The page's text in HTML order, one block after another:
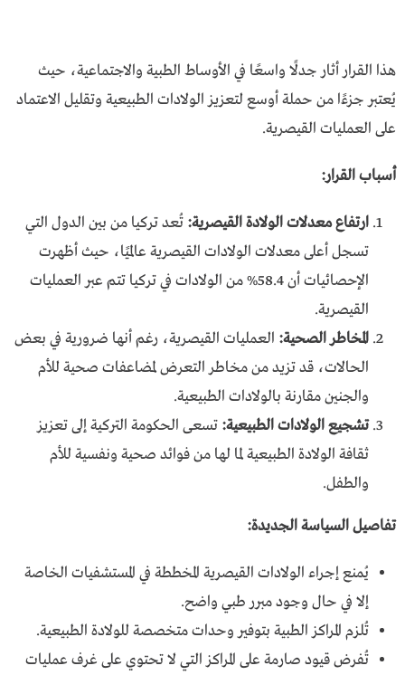
هذا القرار أثار جدلًا واسعًا في الأوساط الطبية والاجتماعية، حيث
يُعتبر جزءًا من حملة أوسع لتعزيز الولادات الطبيعية وتقليل الاعتماد
على العمليات القيصرية.
أسباب القرار:
ارتفاع معدلات الولادة القيصرية: تُعد تركيا من بين الدول التي
تسجل أعلى معدلات الولادات القيصرية عالميًا، حيث أظهرت
الإحصائيات أن 58.4% من الولادات في تركيا تتم عبر العمليات
القيصرية.
المخاطر الصحية: العمليات القيصرية، رغم أنها ضرورية في بعض
الحالات، قد تزيد من مخاطر التعرض لمضاعفات صحية للأم
والجنين مقارنة بالولادات الطبيعية.
تشجيع الولادات الطبيعية: تسعى الحكومة التركية إلى تعزيز
ثقافة الولادة الطبيعية لما لها من فوائد صحية ونفسية للأم
والطفل.
تفاصيل السياسة الجديدة:
يُمنع إجراء الولادات القيصرية المخططة في المستشفيات الخاصة
إلا في حال وجود مبرر طبي واضح.
تُلزم المراكز الطبية بتوفير وحدات متخصصة للولادة الطبيعية.
تُفرض قيود صارمة على المراكز التي لا تحتوي على غرف عمليات